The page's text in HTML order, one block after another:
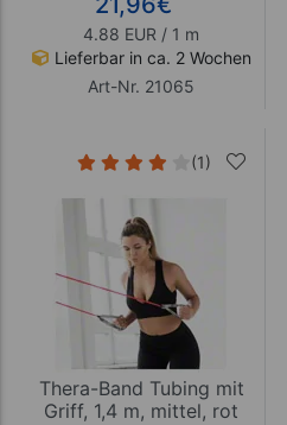
4.88 EUR / 1 m
Lieferbar in ca. 2 Wochen
Art-Nr. 21065
(1)
Thera-Band Tubing mit
Griff, 1,4 m, mittel, rot